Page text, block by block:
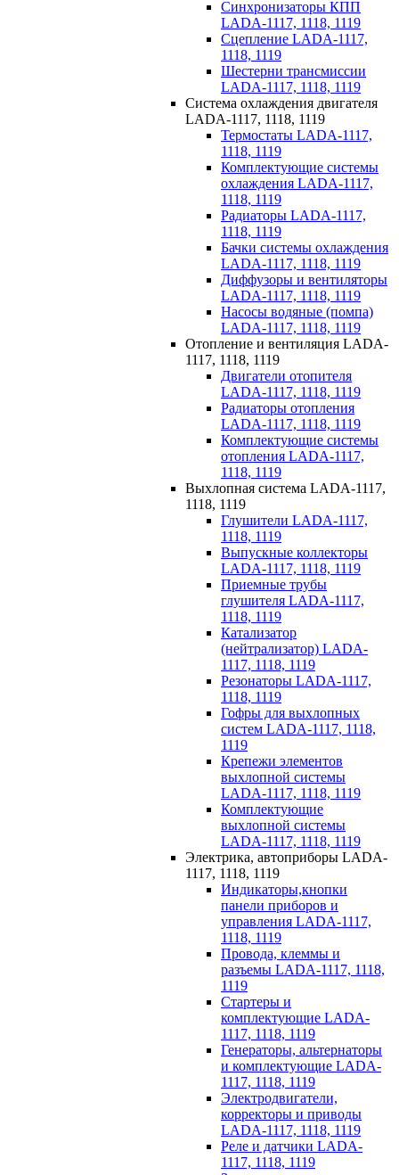
Синхронизаторы КПП
LADA-1117, 1118, 1119
Сцепление LADA-1117,
1118, 1119
Шестерни трансмиссии
LADA-1117, 1118, 1119
Система охлаждения двигателя
LADA-1117, 1118, 1119
Термостаты LADA-1117,
1118, 1119
Комплектующие системы
охлаждения LADA-1117,
1118, 1119
Радиаторы LADA-1117,
1118, 1119
Бачки системы охлаждения
LADA-1117, 1118, 1119
Диффузоры и вентиляторы
LADA-1117, 1118, 1119
Насосы водяные (помпа)
LADA-1117, 1118, 1119
Отопление и вентиляция LADA-
1117, 1118, 1119
Двигатели отопителя
LADA-1117, 1118, 1119
Радиаторы отопления
LADA-1117, 1118, 1119
Комплектующие системы
отопления LADA-1117,
1118, 1119
Выхлопная система LADA-1117,
1118, 1119
Глушители LADA-1117,
1118, 1119
Выпускные коллекторы
LADA-1117, 1118, 1119
Приемные трубы
глушителя LADA-1117,
1118, 1119
Катализатор
(нейтрализатор) LADA-
1117, 1118, 1119
Резонаторы LADA-1117,
1118, 1119
Гофры для выхлопных
систем LADA-1117, 1118,
1119
Крепежи элементов
выхлопной системы
LADA-1117, 1118, 1119
Комплектующие
выхлопной системы
LADA-1117, 1118, 1119
Электрика, автоприборы LADA-
1117, 1118, 1119
Индикаторы,кнопки
панели приборов и
управления LADA-1117,
1118, 1119
Провода, клеммы и
разъемы LADA-1117, 1118,
1119
Стартеры и
комплектующие LADA-
1117, 1118, 1119
Генераторы, альтернаторы
и комплектующие LADA-
1117, 1118, 1119
Электродвигатели,
корректоры и приводы
LADA-1117, 1118, 1119
Реле и датчики LADA-
1117, 1118, 1119